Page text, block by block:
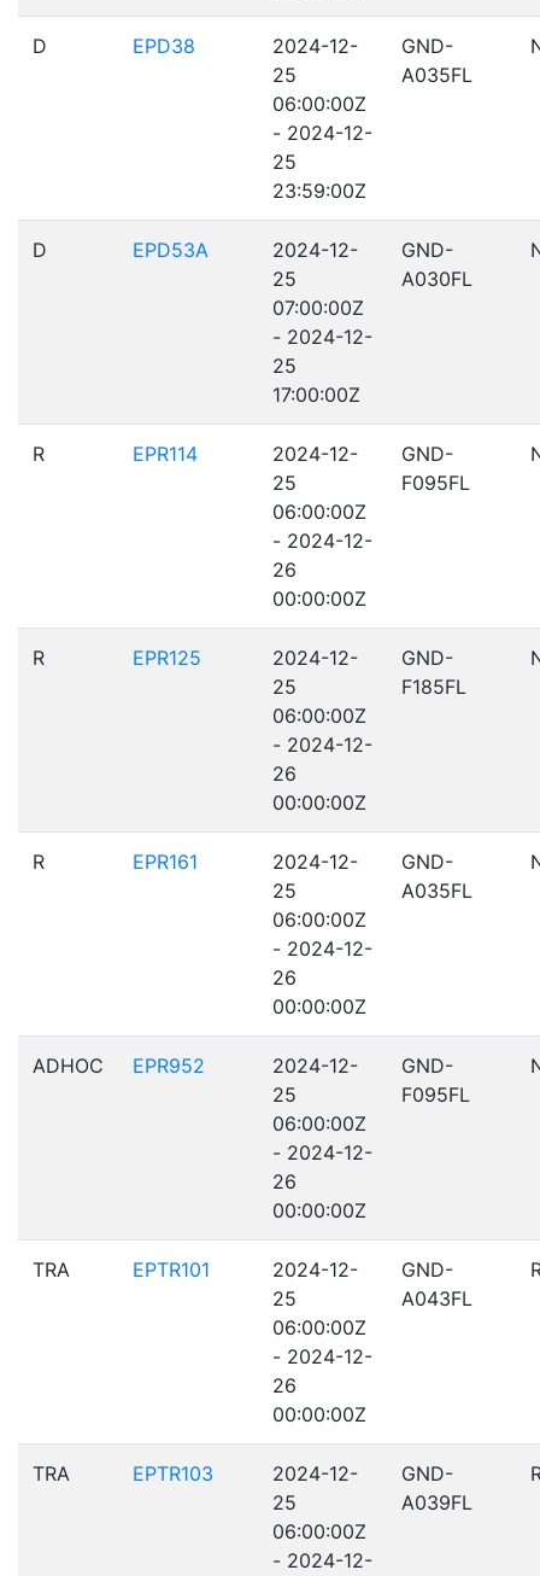
D EPD38
2024-12-
25
06:00:00Z
- 2024-12-
25
23:59:00Z
GND-
A035FL
D EPD53A
2024-12-
25
07:00:00Z
- 2024-12-
25
17:00:00Z
GND-
A030FL
R EPR114
2024-12-
25
06:00:00Z
- 2024-12-
26
00:00:00Z
GND-
F095FL
R EPR125
2024-12-
25
06:00:00Z
- 2024-12-
26
00:00:00Z
GND-
F185FL
R EPR161
2024-12-
25
06:00:00Z
- 2024-12-
26
00:00:00Z
GND-
A035FL
ADHOC EPR952
2024-12-
25
06:00:00Z
- 2024-12-
26
00:00:00Z
GND-
F095FL
TRA EPTR101
2024-12-
25
06:00:00Z
- 2024-12-
26
00:00:00Z
GND-
A043FL
TRA EPTR103
2024-12-
25
06:00:00Z
- 2024-12-
GND-
A039FL